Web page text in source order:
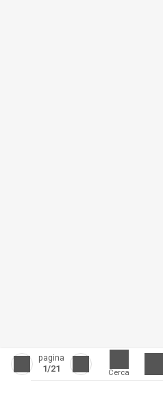
pagina
1/21 Cerca